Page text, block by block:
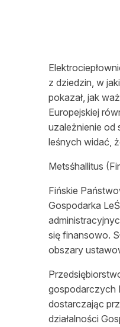
z dziedzin, w
pokazał, jak
Europejskiej
uzależnienie od
leśnych widać,
Metsśhallitus
Fińskie
Gospodarka
się finansowo.
obszary
gospodarczych
dostarczając
działalności